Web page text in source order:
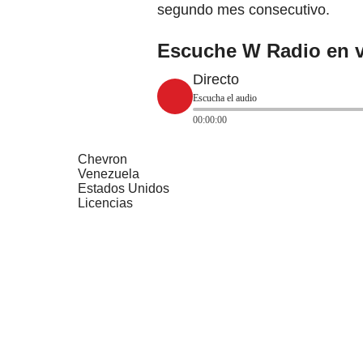
segundo mes consecutivo.
Escuche W Radio en
Directo
Escucha el audio
00:00:00
Chevron
Venezuela
Estados Unidos
Licencias